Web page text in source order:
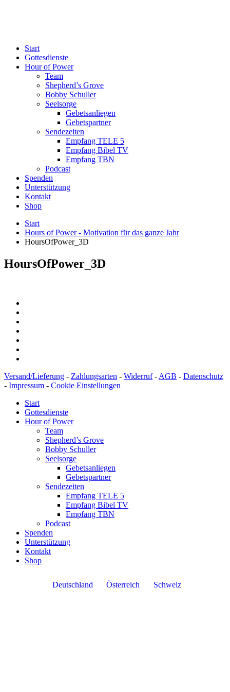
Start
Gottesdienste
Hour of Power
Team
Shepherd’s Grove
Bobby Schuller
Seelsorge
Gebetsanliegen
Gebetspartner
Sendezeiten
Empfang TELE 5
Empfang Bibel TV
Empfang TBN
Podcast
Spenden
Unterstützung
Kontakt
Shop
Start
Hours of Power - Motivation für das ganze Jahr
HoursOfPower_3D
HoursOfPower_3D
Versand/Lieferung - Zahlungsarten - Widerruf- AGB - Datenschutz
- Impressum - Cookie Einstellungen
Start
Gottesdienste
Hour of Power
Team
Shepherd’s Grove
Bobby Schuller
Seelsorge
Gebetsanliegen
Gebetspartner
Sendezeiten
Empfang TELE 5
Empfang Bibel TV
Empfang TBN
Podcast
Spenden
Unterstützung
Kontakt
Shop
Deutschland Österreich Schweiz